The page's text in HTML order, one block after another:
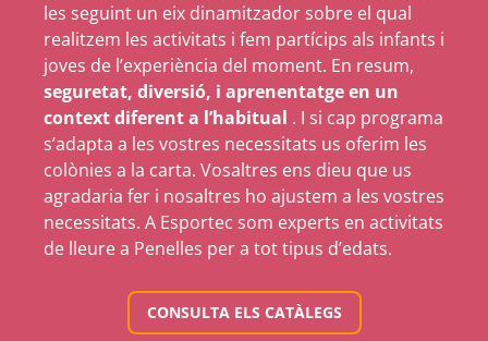
les seguint un eix dinamitzador sobre el qual
realitzem les activitats i fem partícips als infants i
joves de l’experiència del moment. En resum,
seguretat, diversió, i aprenentatge en un
context diferent a l’habitual . I si cap programa
s’adapta a les vostres necessitats us oferim les
colònies a la carta. Vosaltres ens dieu que us
agradaria fer i nosaltres ho ajustem a les vostres
necessitats. A Esportec som experts en activitats
de lleure a Penelles per a tot tipus d’edats.
CONSULTA ELS CATÀLEGS